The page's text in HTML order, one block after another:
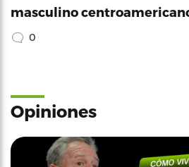
masculino
0
Opiniones